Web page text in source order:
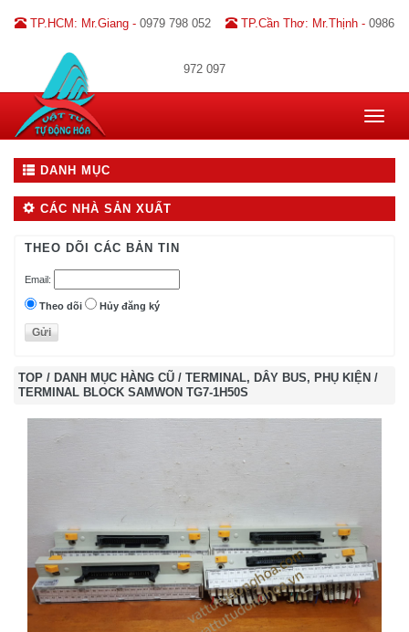
TP.HCM: Mr.Giang - 0979 798 052 TP.Cần Thơ: Mr.Thịnh - 0986
972 097
Toggle
DANH MỤC
CÁC NHÀ SẢN XUẤT
THEO DÕI CÁC BẢN TIN
Email:
Theo dõi Hủy đăng ký
TOP / DANH MỤC HÀNG CŨ / TERMINAL, DÂY BUS, PHỤ KIỆN /
TERMINAL BLOCK SAMWON TG7-1H50S